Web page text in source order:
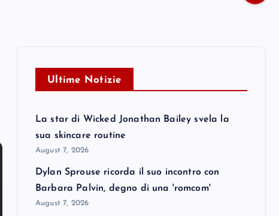
Ultime Notizie
La star di Wicked Jonathan Bailey svela la
sua skincare routine
August 7, 2026
Dylan Sprouse ricorda il suo incontro con
Barbara Palvin, degno di una 'romcom'
August 7, 2026